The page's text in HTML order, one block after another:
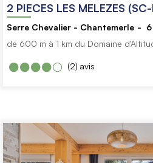
2 PIECES LES MELEZES
Serre Chevalier - Chantemerle 6
de 600 m à 1 km du Domaine
avis
(2)